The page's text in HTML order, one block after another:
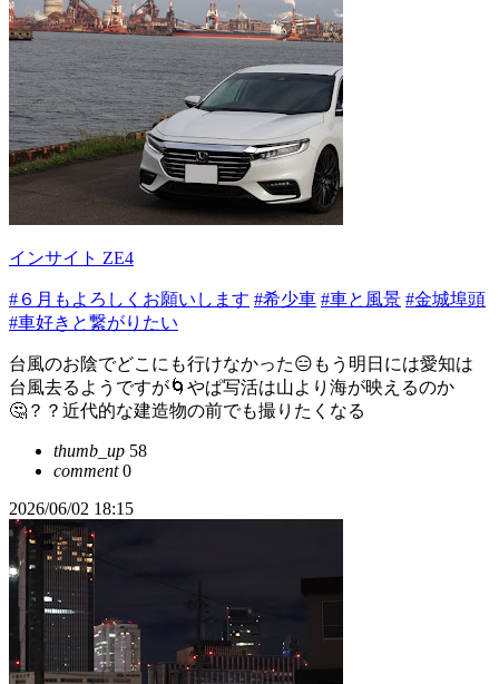
インサイト ZE4
#６月もよろしくお願いします #希少車 #車と風景 #金城埠頭
#車好きと繋がりたい
台風のお陰でどこにも行けなかった😑もう明日には愛知は
台風去るようですが🌀やぱ写活は山より海が映えるのか
🤔？？近代的な建造物の前でも撮りたくなる
thumb_up 58
comment0
2026/06/02 18:15